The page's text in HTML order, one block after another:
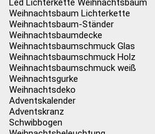
Led Lichterkette Weihnachtsbaum
Weihnachtsbaum Lichterkette
Weihnachtsbaum-Ständer
Weihnachtsbaumdecke
Weihnachtsbaumschmuck Glas
Weihnachtsbaumschmuck Holz
Weihnachtsbaumschmuck weiß
Weihnachtsgurke
Weihnachtsdeko
Adventskalender
Adventskranz
Schwibbogen